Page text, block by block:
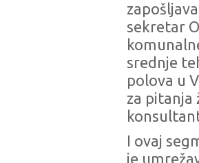
sekretar
srednje
polova u
za pitanja
I ovaj
je